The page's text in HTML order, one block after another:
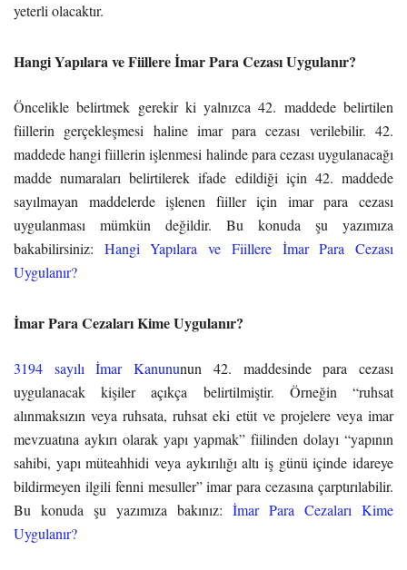
yeterli olacaktır.
Hangi Yapılara ve Fiillere İmar Para Cezası Uygulanır?
Öncelikle belirtmek gerekir ki yalnızca 42. maddede belirtilen
fiillerin gerçekleşmesi haline imar para cezası verilebilir. 42.
maddede hangi fiillerin işlenmesi halinde para cezası uygulanacağı
madde numaraları belirtilerek ifade edildiği için 42. maddede
sayılmayan maddelerde işlenen fiiller için imar para cezası
uygulanması mümkün değildir. Bu konuda şu yazımıza
bakabilirsiniz: Hangi Yapılara ve Fiillere İmar Para Cezası
Uygulanır?
İmar Para Cezaları Kime Uygulanır?
3194 sayılı İmar Kanununun 42. maddesinde para cezası
uygulanacak kişiler açıkça belirtilmiştir. Örneğin “ruhsat
alınmaksızın veya ruhsata, ruhsat eki etüt ve projelere veya imar
mevzuatına aykırı olarak yapı yapmak” fiilinden dolayı “yapının
sahibi, yapı müteahhidi veya aykırılığı altı iş günü içinde idareye
bildirmeyen ilgili fenni mesuller” imar para cezasına çarptırılabilir.
Bu konuda şu yazımıza bakınız: İmar Para Cezaları Kime
Uygulanır?